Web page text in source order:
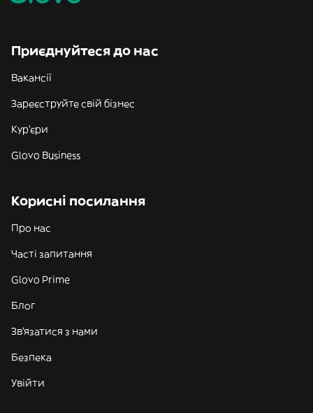
Приєднуйтеся до нас
Вакансії
Зареєструйте свій бізнес
Кур'єри
Glovo Business
Корисні посилання
Про нас
Часті запитання
Glovo Prime
Блог
Зв'язатися з нами
Безпека
Увійти